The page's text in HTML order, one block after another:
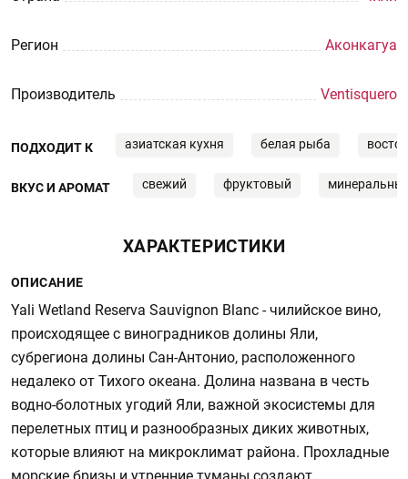
Регион Аконкагуа
Производитель Ventisquero
ПОДХОДИТ К азиатская кухня белая рыба
ВКУС И АРОМАТ свежий фруктовый
ХАРАКТЕРИСТИКИ
ОПИСАНИЕ
Yali Wetland Reserva Sauvignon Blanc - чилийское вино,
происходящее с виноградников долины Яли,
субрегиона долины Сан-Антонио, расположенного
недалеко от Тихого океана. Долина названа в честь
водно-болотных угодий Яли, важной экосистемы для
перелетных птиц и разнообразных диких животных,
которые влияют на микроклимат района. Прохладные